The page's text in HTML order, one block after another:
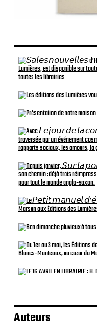
Auteurs